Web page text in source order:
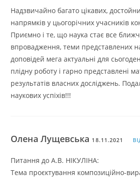
Надзвичайно багато цікавих,
напрямків у цьогорічних учасників
Приємно і те, що наука стає все
впровадження, теми представлених
доповідей мега актуальні для
плідну роботу і гарно представлені
результатів власних досліджень.
наукових успіхів!!!
Олена Лущевська 18.11.2021
Питання до А.В. НІКУЛІНА:
Тема проєктування композиційно-